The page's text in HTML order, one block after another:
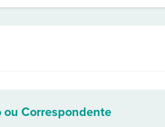
ou Correspondente